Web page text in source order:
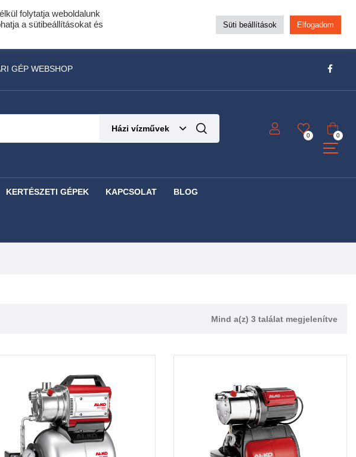
el 10 hónapra!
fűrészláncot!
Részletek ide kattintva!
GÉP WEBSHOP
Házi vízművek
0 0
KERTÉSZETI GÉPEK KAPCSOLAT BLOG
Mind a(z) 3 találat megjelenítve
folytatja weboldalunk
a sütibeállításokat és
Süti beállítások Elfogadom